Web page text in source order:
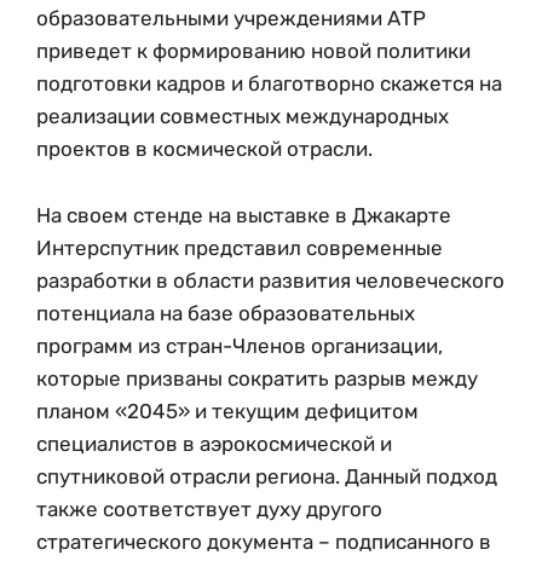
образовательными учреждениями АТР
приведет к формированию новой политики
подготовки кадров и благотворно скажется на
реализации совместных международных
проектов в космической отрасли.
На своем стенде на выставке в Джакарте
Интерспутник представил современные
разработки в области развития человеческого
потенциала на базе образовательных
программ из стран-Членов организации,
которые призваны сократить разрыв между
планом «2045» и текущим дефицитом
специалистов в аэрокосмической и
спутниковой отрасли региона. Данный подход
также соответствует духу другого
стратегического документа – подписанного в